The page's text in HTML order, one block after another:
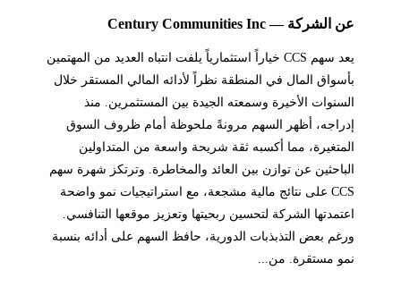
عن الشركة — Century Communities Inc
يعد سهم CCS خياراً استثمارياً يلفت انتباه العديد من المهتمين
بأسواق المال في المنطقة نظراً لأدائه المالي المستقر خلال
السنوات الأخيرة وسمعته الجيدة بين المستثمرين. منذ
إدراجه، أظهر السهم مرونةً ملحوظة أمام ظروف السوق
المتغيرة، مما أكسبه ثقة شريحة واسعة من المتداولين
الباحثين عن توازن بين العائد والمخاطرة. وترتكز شهرة سهم
CCS على نتائج مالية مشجعة، مع استراتيجيات نمو واضحة
اعتمدتها الشركة لتحسين ربحيتها وتعزيز موقعها التنافسي.
ورغم بعض التذبذبات الدورية، حافظ السهم على أدائه بنسبة
نمو مستقرة. من...